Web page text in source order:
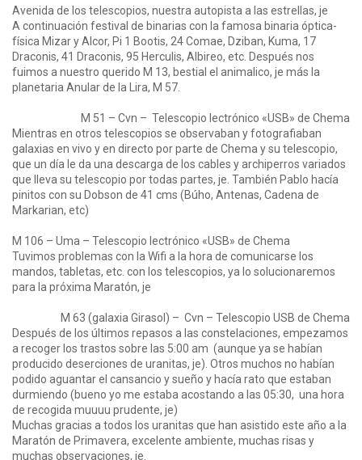
Avenida de los telescopios, nuestra autopista a las estrellas, je
A continuación festival de binarias con la famosa binaria óptica-
física Mizar y Alcor, Pi 1 Bootis, 24 Comae, Dziban, Kuma, 17
Draconis, 41 Draconis, 95 Herculis, Albireo, etc. Después nos
fuimos a nuestro querido M 13, bestial el animalico, je más la
planetaria Anular de la Lira, M 57.
M 51 – Cvn – Telescopio lectrónico «USB» de Chema
Mientras en otros telescopios se observaban y fotografiaban
galaxias en vivo y en directo por parte de Chema y su telescopio,
que un día le da una descarga de los cables y archiperros variados
que lleva su telescopio por todas partes, je. También Pablo hacía
pinitos con su Dobson de 41 cms (Búho, Antenas, Cadena de
Markarian, etc)
M 106 – Uma – Telescopio lectrónico «USB» de Chema
Tuvimos problemas con la Wifi a la hora de comunicarse los
mandos, tabletas, etc. con los telescopios, ya lo solucionaremos
para la próxima Maratón, je
M 63 (galaxia Girasol) – Cvn – Telescopio USB de Chema
Después de los últimos repasos a las constelaciones, empezamos
a recoger los trastos sobre las 5:00 am (aunque ya se habían
producido deserciones de uranitas, je). Otros muchos no habían
podido aguantar el cansancio y sueño y hacía rato que estaban
durmiendo (bueno yo me estaba acostando a las 05:30, una hora
de recogida muuuu prudente, je)
Muchas gracias a todos los uranitas que han asistido este año a la
Maratón de Primavera, excelente ambiente, muchas risas y
muchas observaciones, je.